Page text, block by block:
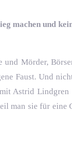
machen und
Mörder,
Faust. Und
Astrid
man sie für eine